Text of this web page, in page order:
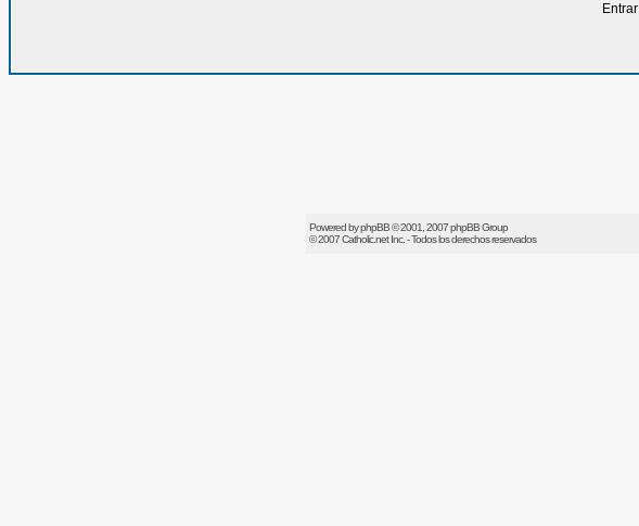
Powered byphpBB© 2001, 2007 phpBB Group
© 2007Catholic.netInc. - Todos los derechos reservados